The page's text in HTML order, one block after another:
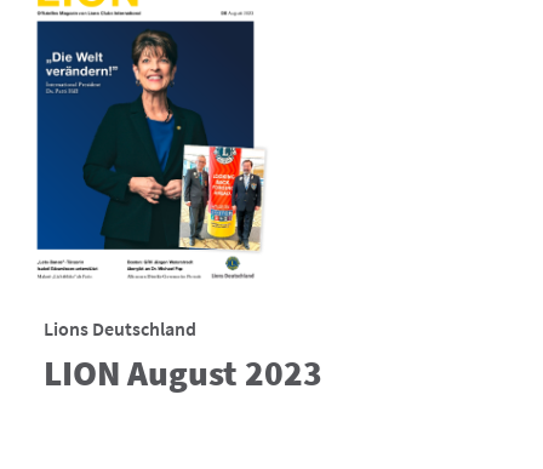
Lions Deutschland
LION August 2023